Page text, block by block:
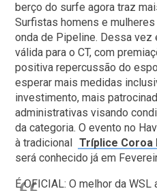
berço do surfe agora traz
Surfistas homens e
onda de Pipeline. Dessa vez
válida para o CT, com
positiva repercussão do
esperar mais medidas
investimento, mais
administrativas visando
da categoria. O evento no
à tradicional Tríplice Coroa
será conhecido já em
É OFICIAL: O melhor da WSL